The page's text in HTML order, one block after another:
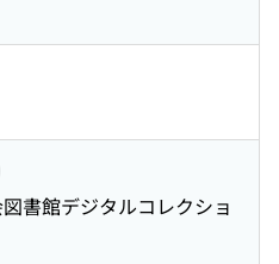
書館デジタルコレクショ